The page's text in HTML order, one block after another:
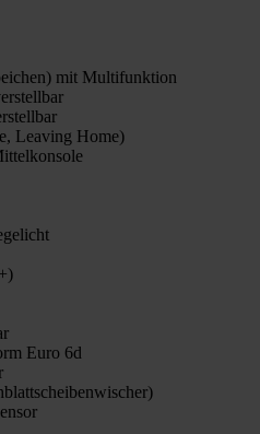
mit Mul­ti­funk­ti­on
Lea­ving Home)
Euro 6d